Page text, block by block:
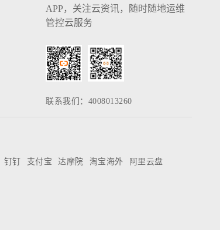
APP，关注云资讯，随时随地运维
管控云服务
联系我们：4008013260
钉钉 支付宝 达摩院 淘宝海外
阿里云盘